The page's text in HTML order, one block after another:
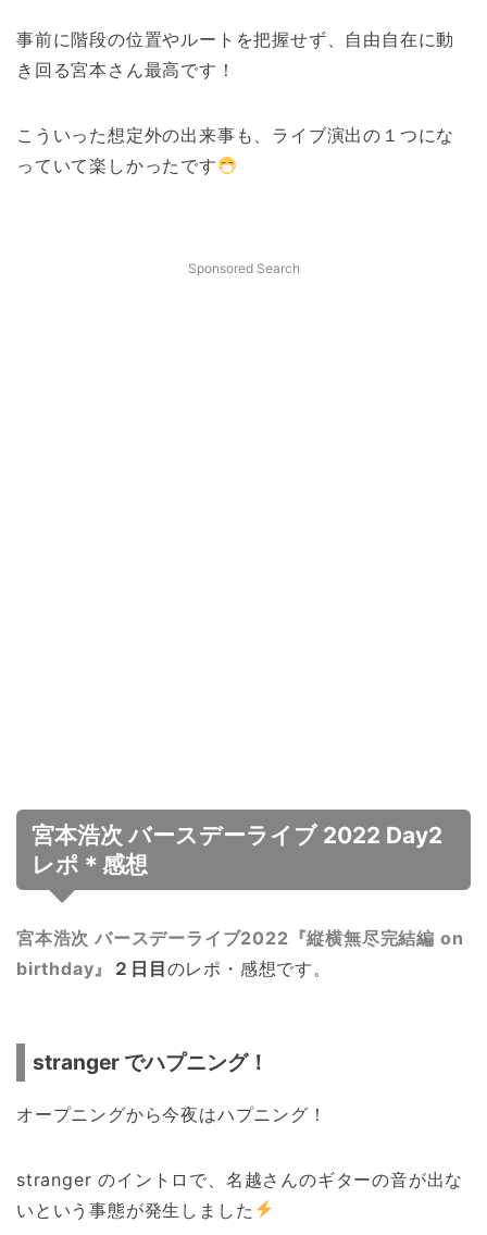
事前に階段の位置やルートを把握せず、自由自在に動
き回る宮本さん最高です！
こういった想定外の出来事も、ライブ演出の１つにな
っていて楽しかったです
Sponsored Search
宮本浩次 バースデーライブ 2022 Day2
レポ＊感想
宮本浩次 バースデーライブ2022『縦横無尽完結編 on
birthday』
２日目 のレポ・感想です。
stranger でハプニング！
オープニングから今夜はハプニング！
stranger のイントロで、名越さんのギターの音が出な
いという事態が発生しました